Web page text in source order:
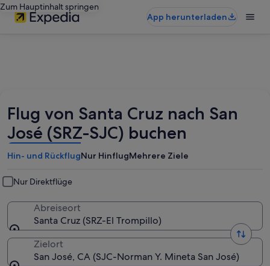
Zum Hauptinhalt springen
App herunterladen
Flug von Santa Cruz nach San
José (SRZ-SJC) buchen
Hin- und RückflugNur HinflugMehrere Ziele
Nur Direktflüge
Abreiseort
Santa Cruz (SRZ-El Trompillo)
Zielort
San José, CA (SJC-Norman Y. Mineta San José)